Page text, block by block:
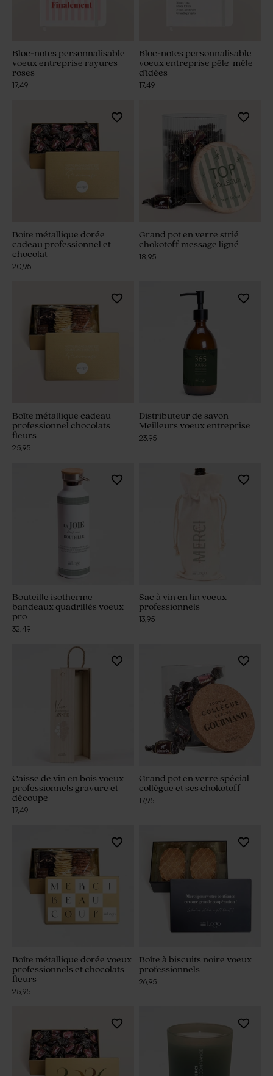
Bloc-notes personnalisable
voeux entreprise rayures
roses
17,49
Bloc-notes personnalisable
voeux entreprise pêle-mêle
d'idées
17,49
Boite métallique dorée
cadeau professionnel et
chocolat
20,95
Grand pot en verre strié
chokotoff message ligné
18,95
Boîte métallique cadeau
professionnel chocolats
fleurs
25,95
Distributeur de savon
Meilleurs voeux entreprise
23,95
Bouteille isotherme
bandeaux quadrillés voeux
pro
32,49
Sac à vin en lin voeux
professionnels
13,95
Caisse de vin en bois voeux
professionnels gravure et
découpe
17,49
Grand pot en verre spécial
collègue et ses chokotoff
17,95
Boîte métallique dorée voeux
professionnels et chocolats
fleurs
25,95
Boîte à biscuits noire voeux
professionnels
26,95